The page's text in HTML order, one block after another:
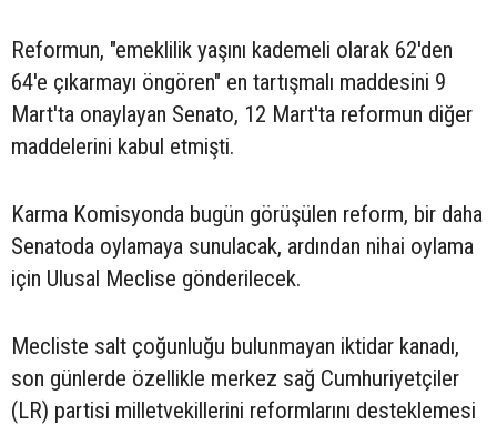
Reformun, "emeklilik yaşını kademeli olarak 62'den
64'e çıkarmayı öngören" en tartışmalı maddesini 9
Mart'ta onaylayan Senato, 12 Mart'ta reformun diğer
maddelerini kabul etmişti.
Karma Komisyonda bugün görüşülen reform, bir daha
Senatoda oylamaya sunulacak, ardından nihai oylama
için Ulusal Meclise gönderilecek.
Mecliste salt çoğunluğu bulunmayan iktidar kanadı,
son günlerde özellikle merkez sağ Cumhuriyetçiler
(LR) partisi milletvekillerini reformlarını desteklemesi